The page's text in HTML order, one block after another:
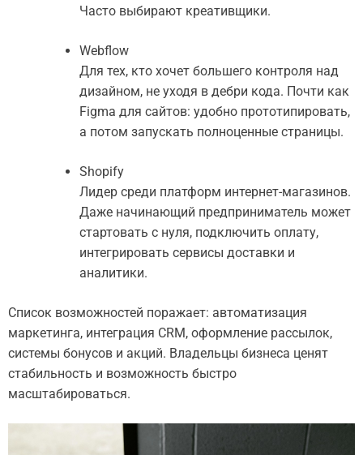
Часто выбирают креативщики.
Webflow
Для тех, кто хочет большего контроля над
дизайном, не уходя в дебри кода. Почти как
Figma для сайтов: удобно прототипировать,
а потом запускать полноценные страницы.
Shopify
Лидер среди платформ интернет-магазинов.
Даже начинающий предприниматель может
стартовать с нуля, подключить оплату,
интегрировать сервисы доставки и
аналитики.
Список возможностей поражает: автоматизация
маркетинга, интеграция CRM, оформление рассылок,
системы бонусов и акций. Владельцы бизнеса ценят
стабильность и возможность быстро
масштабироваться.